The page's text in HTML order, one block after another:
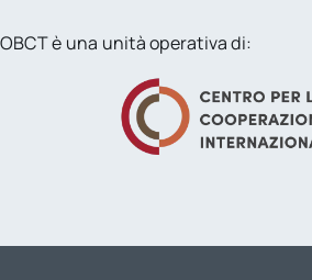
OBCT è una unità operativa di: